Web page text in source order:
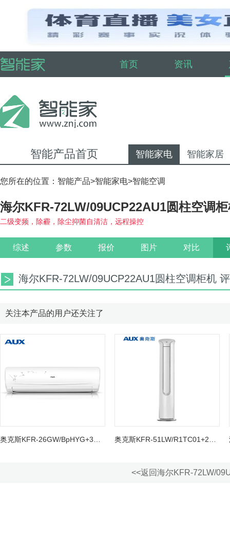
首页 资讯
智能产品首页 智能家电 智能家居
您所在的位置： 智能产品>智能家电>智能空调
海尔KFR-72LW/09UCP22AU1圆柱空调
二级变频，除霾，除尘抑菌自清洁，远程操控
综述 参数 报价 图片 对比
海尔KFR-72LW/09UCP22AU1圆柱空调柜机
关注本产品的用户还关注了
<<返回海尔KFR-72LW/